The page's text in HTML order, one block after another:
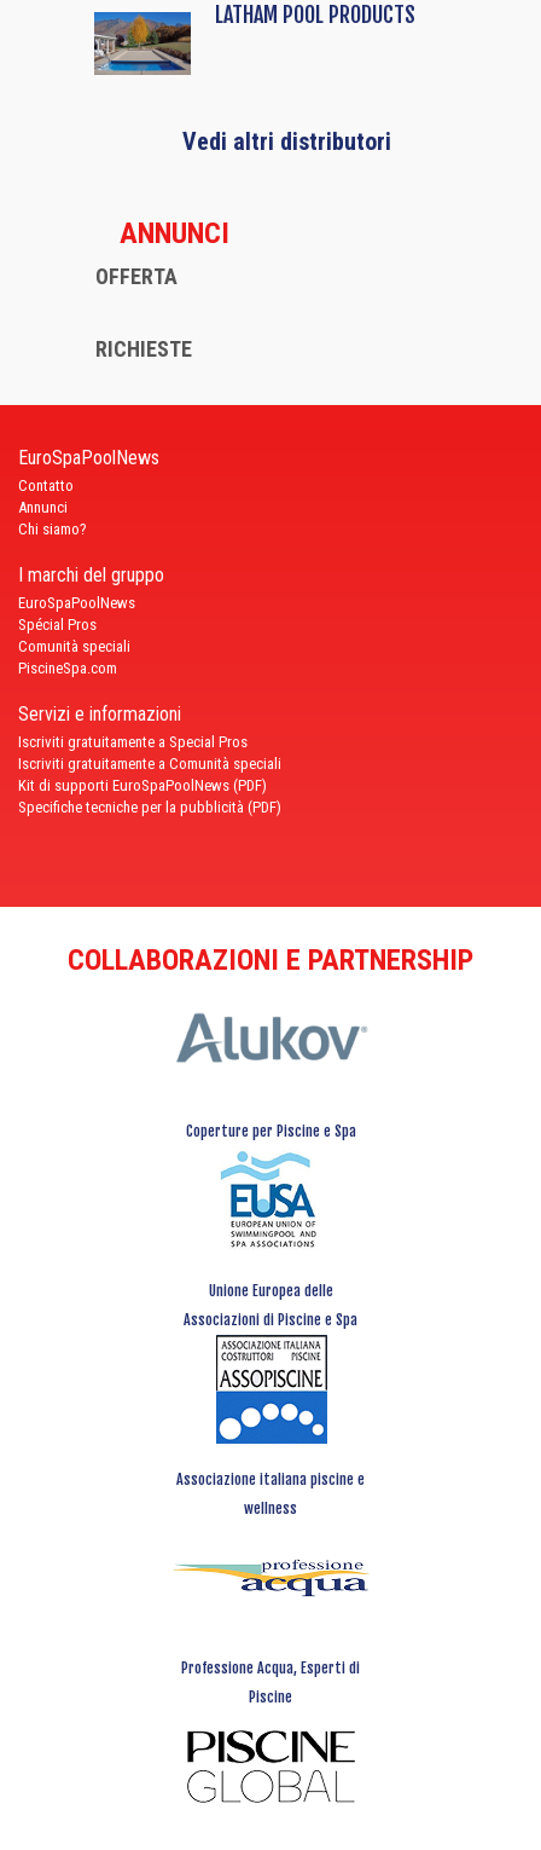
LATHAM POOL PRODUCTS
Vedi altri distributori
ANNUNCI
OFFERTA
RICHIESTE
EuroSpaPoolNews
Contatto
Annunci
Chi siamo?
I marchi del gruppo
EuroSpaPoolNews
Spécial Pros
Comunità speciali
PiscineSpa.com
Servizi e informazioni
Iscriviti gratuitamente a Special Pros
Iscriviti gratuitamente a Comunità speciali
Kit di supporti EuroSpaPoolNews (PDF)
Specifiche tecniche per la pubblicità (PDF)
COLLABORAZIONI E PARTNERSHIP
Coperture per Piscine e Spa
Unione Europea delle
Associazioni di Piscine e Spa
Associazione italiana piscine e
wellness
Professione Acqua, Esperti di
Piscine